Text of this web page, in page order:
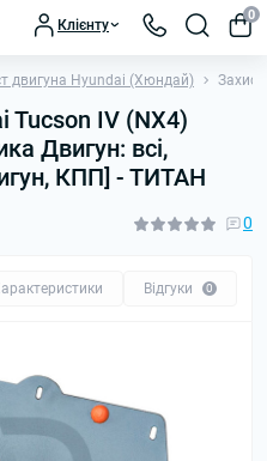
Клієнту
0
двигуна Hyundai (Хюндай)
Tucson IV (NX4)
Двигун: всі,
КПП] - ТИТАН
0
Відгуки 0